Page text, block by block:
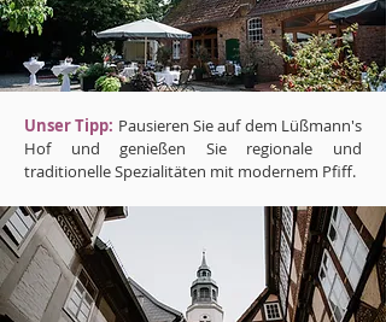
Unser Tipp: Pausieren Sie auf dem Lüßmann's
Hof und genießen Sie regionale und
traditionelle Spezialitäten mit modernem Pfiff.